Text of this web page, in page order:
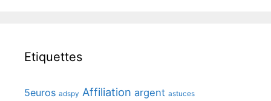
Etiquettes
5euros adspy Affiliation argent astuces